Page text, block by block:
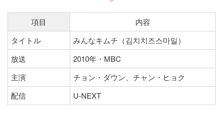
項目
内容
タイトル
みんなキムチ（김치치즈스마일）
放送
2010年・MBC
主演
チョン・ダウン、チャン・ヒョク
配信
U-NEXT